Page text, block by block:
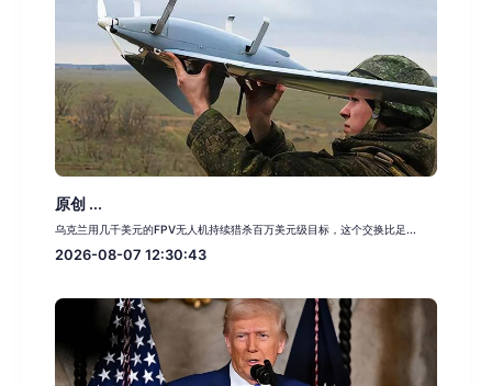
原创 ...
乌克兰用几千美元的FPV无人机持续猎杀百万美元级目标，这个交换比足...
2026-08-07 12:30:43